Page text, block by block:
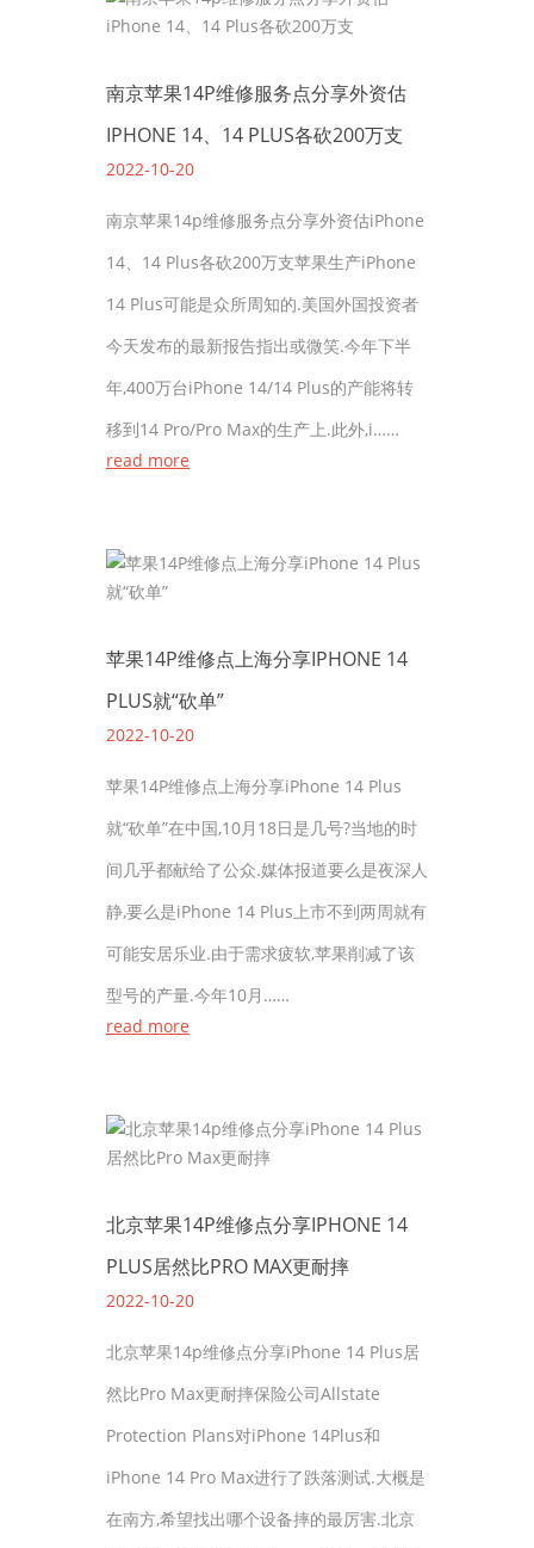
南京苹果14P维修服务点分享外资估
IPHONE 14、14 PLUS各砍200万支
2022-10-20
南京苹果14p维修服务点分享外资估iPhone
14、14 Plus各砍200万支苹果生产iPhone
14 Plus可能是众所周知的.美国外国投资者
今天发布的最新报告指出或微笑.今年下半
年,400万台iPhone 14/14 Plus的产能将转
移到14 Pro/Pro Max的生产上.此外,i……
read more
苹果14P维修点上海分享IPHONE 14
PLUS就“砍单”
2022-10-20
苹果14P维修点上海分享iPhone 14 Plus
就“砍单”在中国,10月18日是几号?当地的时
间几乎都献给了公众.媒体报道要么是夜深人
静,要么是iPhone 14 Plus上市不到两周就有
可能安居乐业.由于需求疲软,苹果削减了该
型号的产量.今年10月……
read more
北京苹果14P维修点分享IPHONE 14
PLUS居然比PRO MAX更耐摔
2022-10-20
北京苹果14p维修点分享iPhone 14 Plus居
然比Pro Max更耐摔保险公司Allstate
Protection Plans对iPhone 14Plus和
iPhone 14 Pro Max进行了跌落测试.大概是
在南方,希望找出哪个设备摔的最厉害.北京